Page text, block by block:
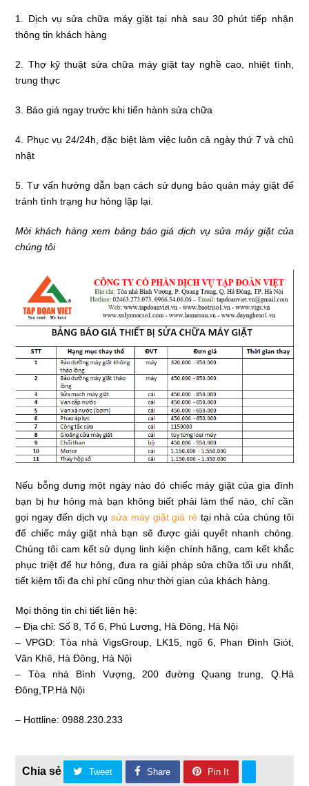
1. Dịch vụ sửa chữa máy giặt tại nhà sau 30 phút tiếp nhận
thông tin khách hàng
2. Thợ kỹ thuật sửa chữa máy giặt tay nghề cao, nhiệt tình,
trung thực
3. Báo giá ngay trước khi tiến hành sửa chữa
4. Phục vụ 24/24h, đặc biệt làm việc luôn cả ngày thứ 7 và chủ
nhật
5. Tư vấn hướng dẫn bạn cách sử dụng bảo quản máy giặt để
tránh tình trạng hư hỏng lặp lại.
Mời khách hàng xem bảng báo giá dịch vụ sửa máy giặt của
chúng tôi
Nếu bỗng dưng một ngày nào đó chiếc máy giặt của gia đình
bạn bị hư hỏng mà bạn không biết phải làm thế nào, chỉ cần
gọi ngay đến dịch vụsửa máy giặt giá rẻtại nhà của chúng tôi
để chiếc máy giặt nhà bạn sẽ được giải quyết nhanh chóng.
Chúng tôi cam kết sử dụng linh kiện chính hãng, cam kết khắc
phục triệt để hư hỏng, đưa ra giải pháp sửa chữa tối ưu nhất,
tiết kiệm tối đa chi phí cũng như thời gian của khách hàng.
Mọi thông tin chi tiết liên hệ:
– Địa chỉ: Số 8, Tổ 6, Phú Lương, Hà Đông, Hà Nội
– VPGD: Tòa nhà VigsGroup, LK15, ngõ 6, Phan Đình Giót,
Văn Khê, Hà Đông, Hà Nội
– Tòa nhà Bình Vượng, 200 đường Quang trung, Q.Hà
Đông,TP.Hà Nội
– Hottline: 0988.230.233
Tweet Share Pin It